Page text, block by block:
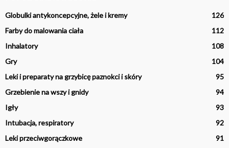
Globulki antykoncepcyjne, żele i kremy
126
Farby do malowania ciała
112
Inhalatory
108
Gry
104
Leki i preparaty na grzybicę paznokci i skóry
95
Grzebienie na wszy i gnidy
94
Igły
93
Intubacja, respiratory
92
Leki przeciwgorączkowe
91